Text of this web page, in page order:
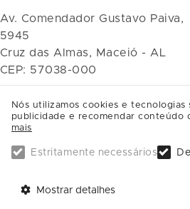
Nós utilizamos cookies e
publicidade e recomendar conteúdo
mais
Estritamente necessários
Mostrar detalhes
Av. Comendador Gustavo Paiva,
5945
Cruz das Almas, Maceió - AL
CEP: 57038-000
SAIBA COMO CHEGAR